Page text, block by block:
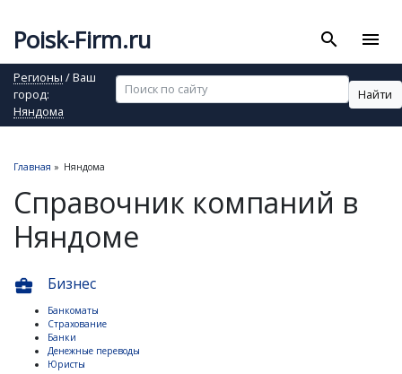
Poisk-Firm.ru search menu
Регионы / Ваш
город:
Няндома
Найти
Главная » Няндома
Справочник компаний в
Няндоме
business_center Бизнес
Банкоматы
Страхование
Банки
Денежные переводы
Юристы